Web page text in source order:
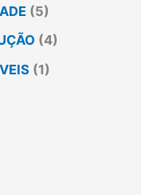
(5)
(4)
(1)